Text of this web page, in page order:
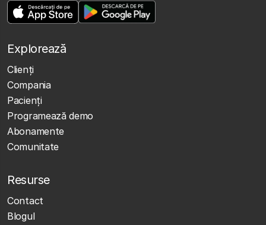
Explorează
Clienţi
Compania
Pacienți
Programează demo
Abonamente
Comunitate
Resurse
Contact
Blogul